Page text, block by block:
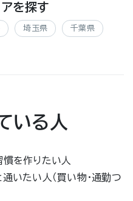
を探す
埼玉県 千葉県
いる人
慣を作りたい人
いたい人（買い物・通勤つ